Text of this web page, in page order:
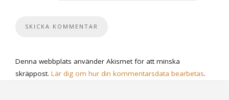
Denna webbplats använder Akismet för att minska
skräppost. Lär dig om hur din kommentarsdata bearbetas.